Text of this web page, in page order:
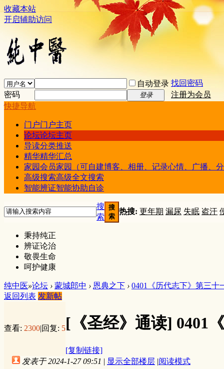
收藏本站
开启辅助访问
自动登录 找回密码
密码
登录
注册为会员
快捷导航
门户门户主页
论坛论坛主页
导读分类推送
精华精华汇总
家园会员家园（可自建博客、相册、记录心情、广播、
高级搜索高级全文搜索
智能辨证智能协助自诊
搜
索
搜
索
热搜: 更年期 漏尿 失眠 盗汗
秉持纯正
辨证论治
敬畏生命
呵护健康
纯中医»论坛 › 蒙城郎中 › 恩典之下 › 0401《历代志下》第三十
返回列表 发新帖
查看: 2300|回复: 5[《圣经》通读] 0401
[复制链接]
发表于 2024-1-27 09:51 | 显示全部楼层 |阅读模式